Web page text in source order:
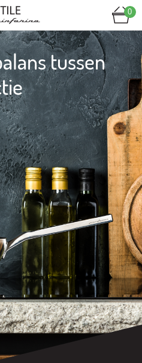
0
tussen